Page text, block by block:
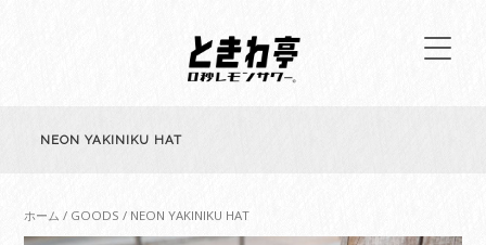
NEON YAKINIKU HAT
ホーム / GOODS / NEON YAKINIKU HAT